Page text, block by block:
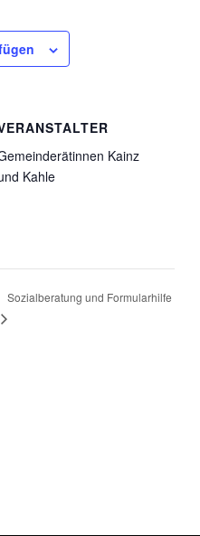
Kainz
Kahle
Sozialberatung und Formularhilfe